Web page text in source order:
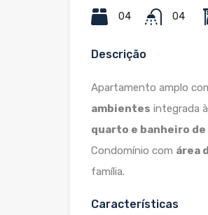
04 04
Descrição
Apartamento amplo
ambientes integrada à
quarto e banheiro de
Condomínio com área
família.
Características